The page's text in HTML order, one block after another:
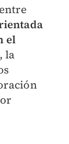
el
, la